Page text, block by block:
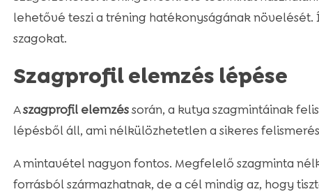
lehetővé teszi a tréning hatékonyságának
szagokat.
Szagprofil elemzés lépése
Aszagprofil elemzéssorán, a kutya szagmintáinak
lépésből áll, ami nélkülözhetetlen a sikeres
A mintavétel nagyon fontos. Megfelelő szagminta
forrásból származhatnak, de a cél mindig az, hogy